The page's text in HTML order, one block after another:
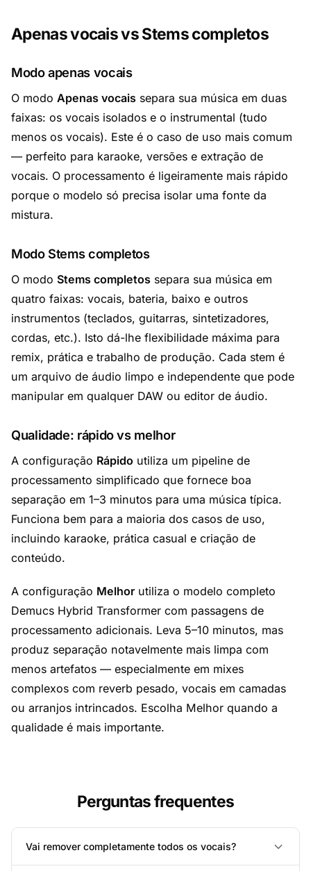
Apenas vocais vs Stems completos
Modo apenas vocais
O modo Apenas vocais separa sua música em duas
faixas: os vocais isolados e o instrumental (tudo
menos os vocais). Este é o caso de uso mais comum
— perfeito para karaoke, versões e extração de
vocais. O processamento é ligeiramente mais rápido
porque o modelo só precisa isolar uma fonte da
mistura.
Modo Stems completos
O modo Stems completos separa sua música em
quatro faixas: vocais, bateria, baixo e outros
instrumentos (teclados, guitarras, sintetizadores,
cordas, etc.). Isto dá-lhe flexibilidade máxima para
remix, prática e trabalho de produção. Cada stem é
um arquivo de áudio limpo e independente que pode
manipular em qualquer DAW ou editor de áudio.
Qualidade: rápido vs melhor
A configuração Rápido utiliza um pipeline de
processamento simplificado que fornece boa
separação em 1–3 minutos para uma música típica.
Funciona bem para a maioria dos casos de uso,
incluindo karaoke, prática casual e criação de
conteúdo.
A configuração Melhor utiliza o modelo completo
Demucs Hybrid Transformer com passagens de
processamento adicionais. Leva 5–10 minutos, mas
produz separação notavelmente mais limpa com
menos artefatos — especialmente em mixes
complexos com reverb pesado, vocais em camadas
ou arranjos intrincados. Escolha Melhor quando a
qualidade é mais importante.
Perguntas frequentes
Vai remover completamente todos os vocais?